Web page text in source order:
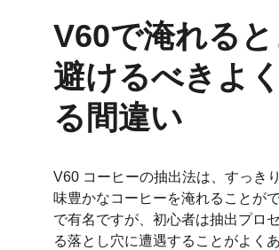
V60で淹れる
避けるべきよ
る間違い
V60 コーヒーの抽出法は、すっき
味豊かなコーヒーを淹れることが
で有名ですが、初心者は抽出プロ
る落とし穴に遭遇することがよくあ